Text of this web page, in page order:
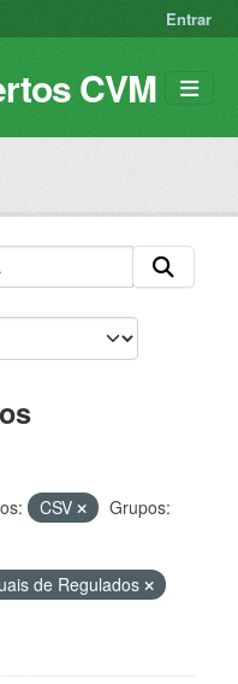
Entrar
CVM
CSV
Grupos:
de Regulados